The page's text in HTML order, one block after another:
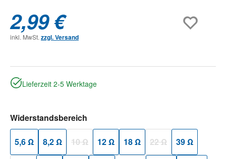
2,99 €
inkl. MwSt. zzgl. Versand
Lieferzeit 2-5 Werktage
Widerstandsbereich
5,6 Ω 8,2 Ω 10 Ω(Diese Option ist zurzeit nicht verfügbar.)
12 Ω 18 Ω 22 Ω(Diese Option ist
39 Ω